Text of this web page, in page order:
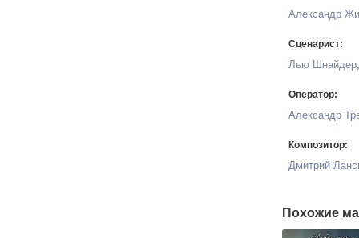
Александр
Сценарист:
Лью Шнайдер
Оператор:
Александр
Композитор:
Дмитрий
Похожие